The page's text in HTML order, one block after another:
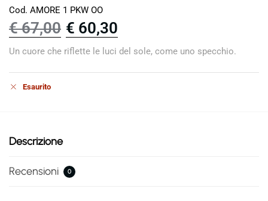
Cod. AMORE 1 PKW OO
€67,00 € 60,30
Un cuore che riflette le luci del sole, come uno specchio.
Esaurito
Descrizione
Recensioni 0